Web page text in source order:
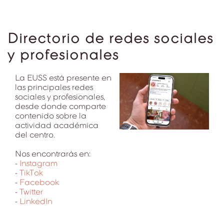
Directorio de redes sociales
y profesionales
La EUSS está presente en
las principales redes
sociales y profesionales,
desde donde comparte
contenido sobre la
actividad académica
del centro.
Nos encontrarás en:
- Instagram
- TikTok
- Facebook
- Twitter
- LinkedIn